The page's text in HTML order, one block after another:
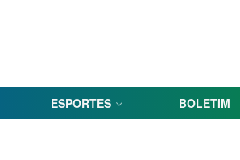
ESPORTES BOLETIM